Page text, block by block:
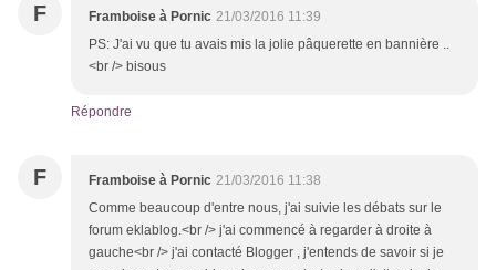
F Framboise à Pornic 21/03/2016 11:39
PS: J'ai vu que tu avais mis la jolie pâquerette en bannière ..
<br /> bisous
Répondre
F Framboise à Pornic 21/03/2016 11:38
Comme beaucoup d'entre nous, j'ai suivie les débats sur le
forum eklablog.<br /> j'ai commencé à regarder à droite à
gauche<br /> j'ai contacté Blogger , j'entends de savoir si je